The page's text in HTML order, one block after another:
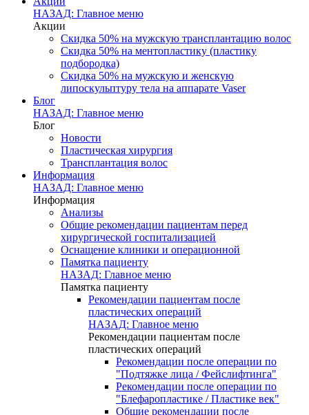
НАЗАД: Главное меню
Акции
Скидка 50% на мужскую трансплантацию волос
Скидка 50% на ментопластику (пластику
подбородка)
Скидка 50% на мужскую и женскую
липоскульптуру тела на аппарате Vaser
Блог
НАЗАД: Главное меню
Блог
Новости
Пластическая хирургия
Трансплантация волос
Информация
НАЗАД: Главное меню
Информация
Анализы
Общие рекомендации пациентам перед
хирургической госпитализацией
Оснащение клиники и операционной
Памятка пациенту
НАЗАД: Главное меню
Памятка пациенту
Рекомендации пациентам после
пластических операций
НАЗАД: Главное меню
Рекомендации пациентам после
пластических операций
Рекомендации после операции по
"Подтяжке лица / Фейслифтинга"
Рекомендации после операции по
"Блефаропластике / Пластике век"
Общие рекомендации после